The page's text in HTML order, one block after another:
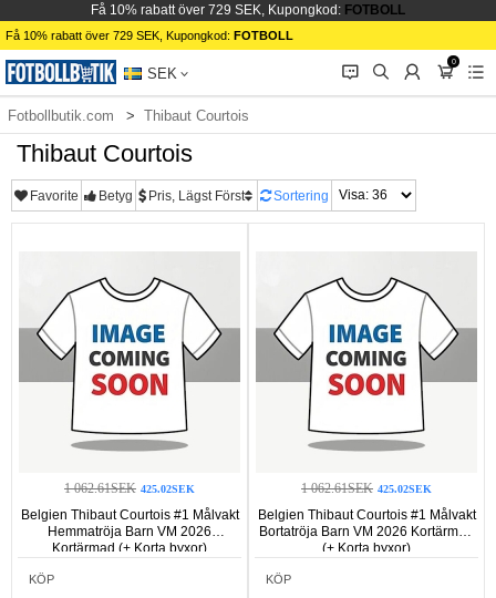
Få 10% rabatt över 729 SEK, Kupongkod: FOTBOLL
Få 10% rabatt över 729 SEK, Kupongkod: FOTBOLL
SEK 󰂱 󰂨 󰃳
0
󰃦 󰃖
Fotbollbutik.com Thibaut Courtois
Thibaut Courtois
Favorite Betyg Pris, Lägst Först Sortering
1 062.61SEK 425.02SEK
Belgien Thibaut Courtois #1 Målvakt
Hemmatröja Barn VM 2026
Kortärmad (+ Korta byxor)
KÖP
1 062.61SEK 425.02SEK
Belgien Thibaut Courtois #1 Målvakt
Bortatröja Barn VM 2026 Kortärmad
(+ Korta byxor)
KÖP